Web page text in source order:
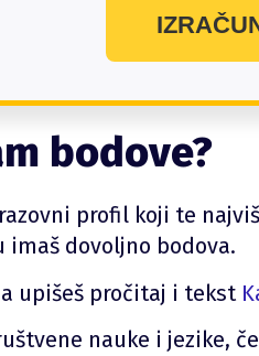
bodove?
profil koji te
imaš dovoljno bodova.
upišeš pročitaj i tekst
nauke i jezike,